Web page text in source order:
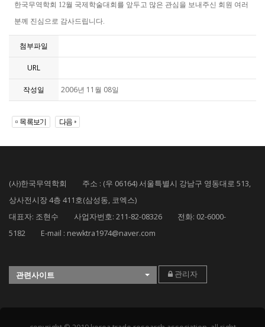
한국무역학회 12월 국제학술대회를 앞두고 많은 관심을 보내주신 회원 여러
분께 진심으로 감사드립니다.
첨부파일
URL
작성일 2006년 11월 08일
(사)한국무역학회 주소 : (우 06164) 서울특별시 강남구 영동대로 513,
상사전시장 4층 411호(삼성동, 코엑스)
대표자: 조현수 사업자번호: 211-82-08326 전화: 02-6000-
5182 E-mail : newktra1974@naver.com
관련사이트 관리자